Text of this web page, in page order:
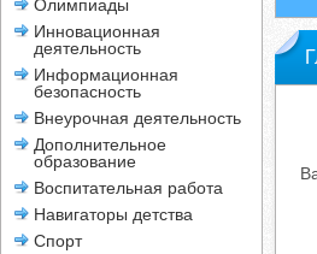
Олимпиады
Инновационная
деятельность
Информационная
безопасность
Внеурочная деятельность
Дополнительное
образование
Воспитательная работа
Навигаторы детства
Спорт